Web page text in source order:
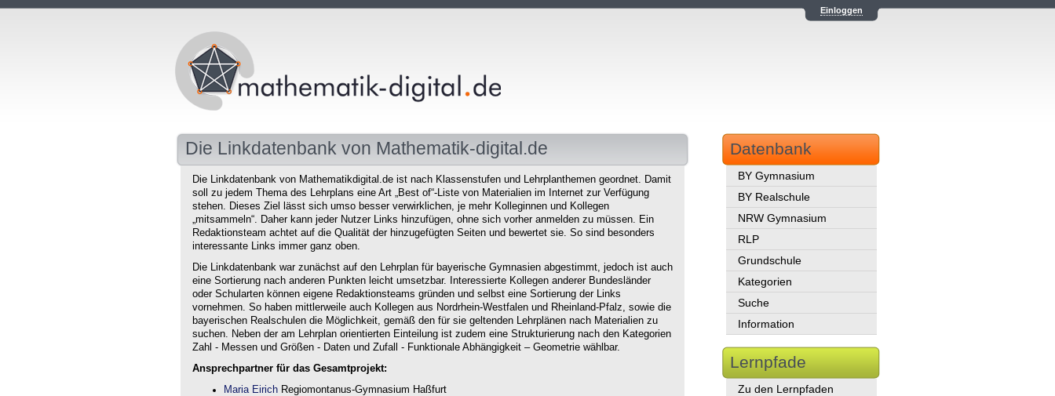
Einloggen
Die Linkdatenbank von Mathematik-digital.de
Die Linkdatenbank von Mathematikdigital.de ist nach Klassenstufen und Lehrplanthemen geordnet. Damit
soll zu jedem Thema des Lehrplans eine Art „Best of“-Liste von Materialien im Internet zur Verfügung
stehen. Dieses Ziel lässt sich umso besser verwirklichen, je mehr Kolleginnen und Kollegen
„mitsammeln“. Daher kann jeder Nutzer Links hinzufügen, ohne sich vorher anmelden zu müssen. Ein
Redaktionsteam achtet auf die Qualität der hinzugefügten Seiten und bewertet sie. So sind besonders
interessante Links immer ganz oben.
Die Linkdatenbank war zunächst auf den Lehrplan für bayerische Gymnasien abgestimmt, jedoch ist auch
eine Sortierung nach anderen Punkten leicht umsetzbar. Interessierte Kollegen anderer Bundesländer
oder Schularten können eigene Redaktionsteams gründen und selbst eine Sortierung der Links
vornehmen. So haben mittlerweile auch Kollegen aus Nordrhein-Westfalen und Rheinland-Pfalz, sowie die
bayerischen Realschulen die Möglichkeit, gemäß den für sie geltenden Lehrplänen nach Materialien zu
suchen. Neben der am Lehrplan orientierten Einteilung ist zudem eine Strukturierung nach den Kategorien
Zahl - Messen und Größen - Daten und Zufall - Funktionale Abhängigkeit – Geometrie wählbar.
Ansprechpartner für das Gesamtprojekt:
Maria Eirich Regiomontanus-Gymnasium Haßfurt
Datenbank
BY Gymnasium
BY Realschule
NRW Gymnasium
RLP
Grundschule
Kategorien
Suche
Information
Lernpfade
Zu den Lernpfaden